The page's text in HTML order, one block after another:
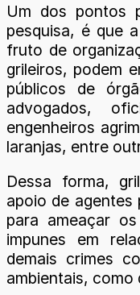
Um dos pontos
pesquisa, é que
fruto de
grileiros, podem
públicos de
advogados,
engenheiros
laranjas, entre
Dessa forma,
apoio de
para ameaçar
impunes em
demais crimes
ambientais, como